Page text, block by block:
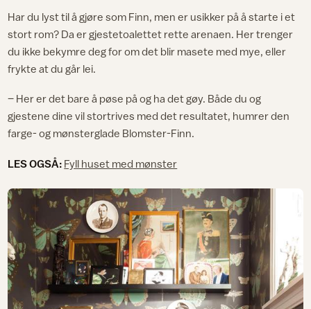
Har du lyst til å gjøre som Finn, men er usikker på å starte i et
stort rom? Da er gjestetoalettet rette arenaen. Her trenger
du ikke bekymre deg for om det blir masete med mye, eller
frykte at du går lei.
– Her er det bare å pøse på og ha det gøy. Både du og
gjestene dine vil stortrives med det resultatet, humrer den
farge- og mønsterglade Blomster-Finn.
LES OGSÅ: Fyll huset med mønster